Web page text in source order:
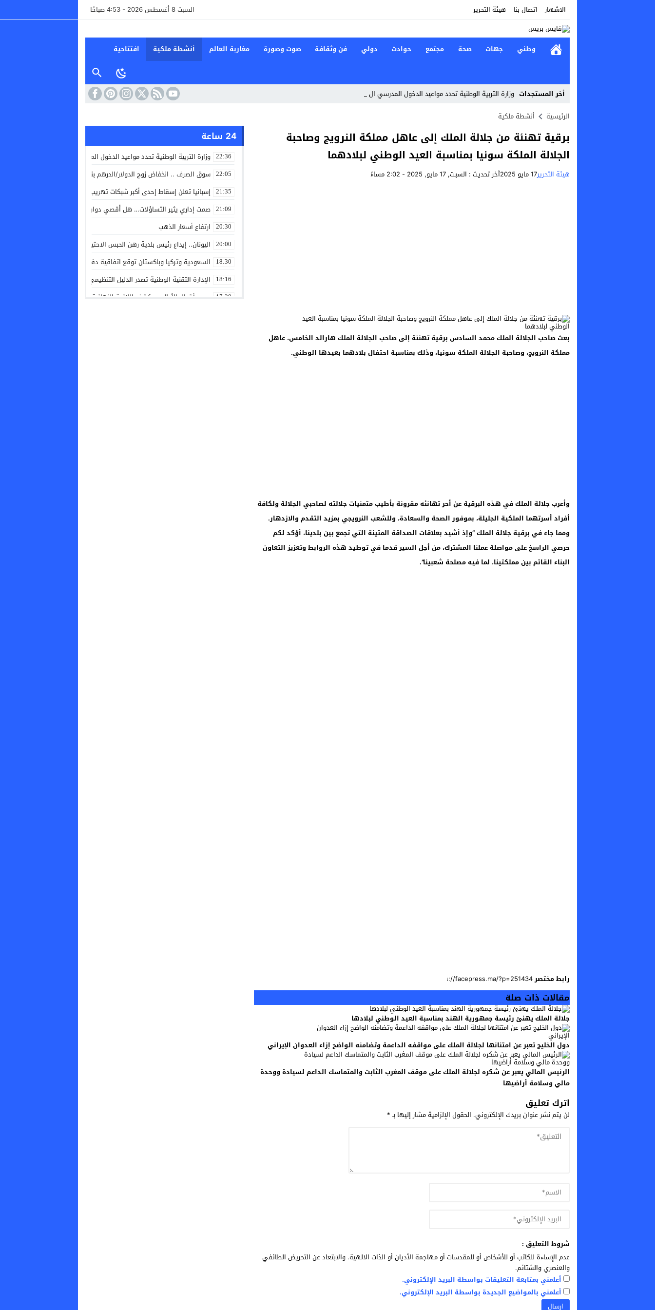
الاشهار اتصال بنا هيئة التحرير السبت 8 أغسطس 2026 - 4:53 صباحًا
وطني جهات صحة مجتمع حوادث دولي فن وثقافة صوت وصورة مغاربة العالم أنشطة ملكية افتتاحية
أخر المستجدات وزارة التربية الوطنية تحدد مواعيد الدخول المدرسي القادم
Stop
Previous
Next
الرئيسية أنشطة ملكية
برقية تهنئة من جلالة الملك إلى عاهل مملكة النرويج وصاحبة
الجلالة الملكة سونيا بمناسبة العيد الوطني لبلادهما
هيئة التحرير17 مايو 2025 آخر تحديث : السبت, 17 مايو, 2025 - 2:02 مساءً
بعث صاحب الجلالة الملك محمد السادس برقية تهنئة إلى صاحب الجلالة الملك هارالد الخامس، عاهل
مملكة النرويج، وصاحبة الجلالة الملكة سونيا، وذلك بمناسبة احتفال بلادهما بعيدها الوطني.
وأعرب جلالة الملك في هذه البرقية عن أحر تهانئه مقرونة بأطيب متمنيات جلالته لصاحبي الجلالة ولكافة
أفراد أسرتهما الملكية الجليلة، بموفور الصحة والسعادة، وللشعب النرويجي بمزيد التقدم والازدهار.
ومما جاء في برقية جلالة الملك “وإذ أشيد بعلاقات الصداقة المتينة التي تجمع بين بلدينا، أؤكد لكم
حرصي الراسخ على مواصلة عملنا المشترك، من أجل السير قدما في توطيد هذه الروابط وتعزيز التعاون
البناء القائم بين مملكتينا، لما فيه مصلحة شعبينا”.
رابط مختصر
مقالات ذات صلة
جلالة الملك يهنئ رئيسة جمهورية الهند بمناسبة العيد الوطني لبلادها
دول الخليج تعبر عن امتنانها لجلالة الملك على مواقفه الداعمة وتضامنه الواضح إزاء العدوان الإيراني
الرئيس المالي يعبر عن شكره لجلالة الملك على موقف المغرب الثابت والمتماسك الداعم لسيادة ووحدة
مالي وسلامة أراضيها
اترك تعليق
لن يتم نشر عنوان بريدك الإلكتروني. الحقول الإلزامية مشار إليها بـ*
شروط التعليق :
عدم الإساءة للكاتب أو للأشخاص أو للمقدسات أو مهاجمة الأديان أو الذات الالهية. والابتعاد عن التحريض الطائفي
والعنصري والشتائم.
أعلمني بمتابعة التعليقات بواسطة البريد الإلكتروني.
أعلمني بالمواضيع الجديدة بواسطة البريد الإلكتروني.
24 ساعة
22:36 وزارة التربية الوطنية تحدد مواعيد الدخول المدرسي القادم
22:05 سوق الصرف .. انخفاض زوج الدولار/الدرهم بنسبة 0,42 في المائة
21:35 إسبانيا تعلن إسقاط إحدى أكبر شبكات تهريب البشر والمخدرات في البحر
21:09 صمت إداري يثير التساؤلات… هل أُقصي دوار القليع من مشاريع توسيع شبكة
20:30 ارتفاع أسعار الذهب
20:00 اليونان.. إيداع رئيس بلدية رهن الحبس الاحتياطي بعد حريق غرب أثينا
18:30 السعودية وتركيا وباكستان توقع اتفاقية دفاع مشترك لتعزيز التعاون الأمني
18:16 الإدارة التقنية الوطنية تصدر الدليل التنظيمي الجديد الخاص بكرة القدم
17:30 مدرب أشبال الأطلس يكشف اللائحة النهائية المشاركة في ألعاب البحر